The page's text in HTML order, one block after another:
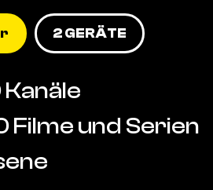
2 GERÄTE
Filme und Serien